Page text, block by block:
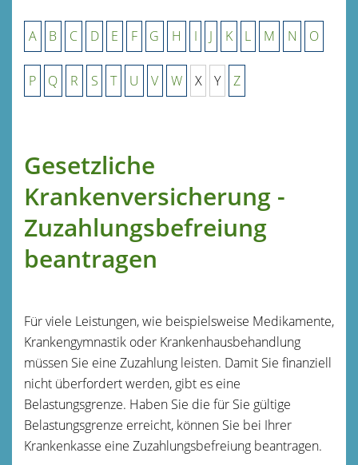
A B C D E F G H I J K L M N O
P Q R S T U V W X Y Z
Gesetzliche
Krankenversicherung -
Zuzahlungsbefreiung
beantragen
Für viele Leistungen, wie beispielsweise Medikamente,
Krankengymnastik oder Krankenhausbehandlung
müssen Sie eine Zuzahlung leisten. Damit Sie finanziell
nicht überfordert werden, gibt es eine
Belastungsgrenze. Haben Sie die für Sie gültige
Belastungsgrenze erreicht, können Sie bei Ihrer
Krankenkasse eine Zuzahlungsbefreiung beantragen.